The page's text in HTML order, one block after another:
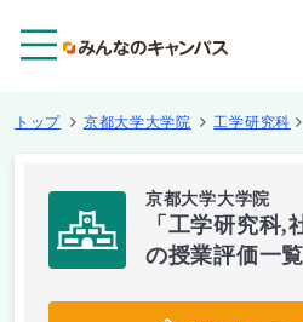
トップ 京都大学大学院 工学研究科
京都大学大学院
「工学研究科,
の授業評価一